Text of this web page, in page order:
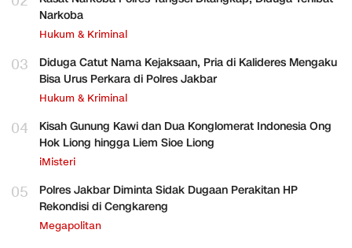
Narkoba
Hukum & Kriminal
03
Diduga Catut Nama Kejaksaan, Pria di Kalideres Mengaku
Bisa Urus Perkara di Polres Jakbar
Hukum & Kriminal
04
Kisah Gunung Kawi dan Dua Konglomerat Indonesia Ong
Hok Liong hingga Liem Sioe Liong
iMisteri
05
Polres Jakbar Diminta Sidak Dugaan Perakitan HP
Rekondisi di Cengkareng
Megapolitan